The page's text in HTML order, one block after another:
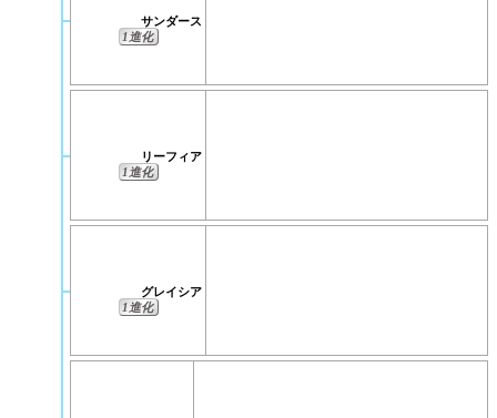
サンダース
1進化
リーフィア
1進化
グレイシア
1進化